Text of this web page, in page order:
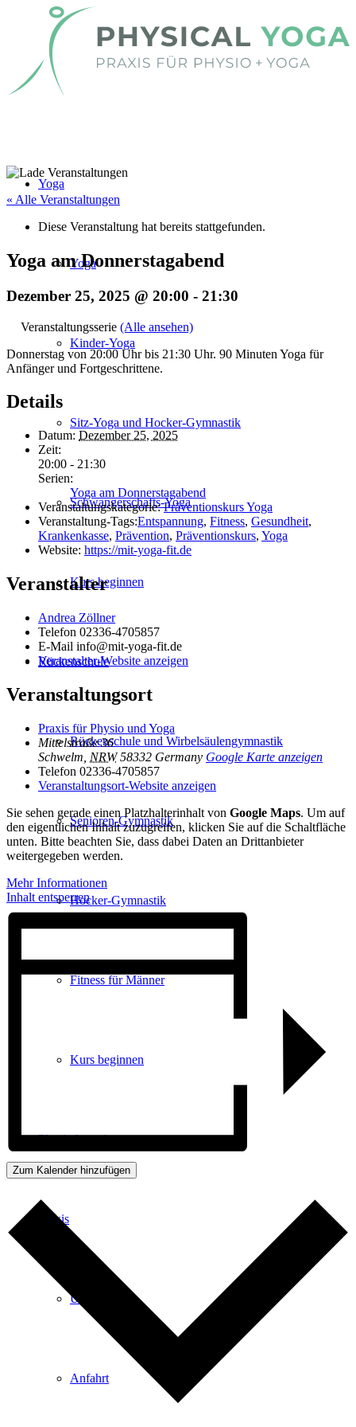
Yoga
Yoga
Kinder-Yoga
Sitz-Yoga und Hocker-Gymnastik
Schwanger­schafts-Yoga
Kurs beginnen
Rückenschule
Rückenschule und Wirbelsäulen­gymnastik
Senioren-Gymnastik
Hocker-Gymnastik
Fitness für Männer
Kurs beginnen
Physiotherapie
Praxis
Über Uns
Anfahrt
« Alle Veranstaltungen
Diese Veranstaltung hat bereits stattgefunden.
Yoga am Donnerstagabend
Dezember 25, 2025 @ 20:00 - 21:30
Veranstaltungsserie (Alle ansehen)
Donnerstag von 20:00 Uhr bis 21:30 Uhr. 90 Minuten Yoga für
Anfänger und Fortgeschrittene.
Details
Datum: Dezember 25, 2025
Zeit:
20:00 - 21:30
Serien:
Yoga am Donnerstagabend
Veranstaltungskategorie: Präventionskurs Yoga
Veranstaltung-Tags:Entspannung, Fitness, Gesundheit,
Krankenkasse, Prävention, Präventionskurs, Yoga
Website: https://mit-yoga-fit.de
Veranstalter
Andrea Zöllner
Telefon 02336-4705857
E-Mail info@mit-yoga-fit.de
Veranstalter-Website anzeigen
Veranstaltungsort
Praxis für Physio und Yoga
Mittelstraße 36
Schwelm NRW 58332 Germany Google Karte anzeigen
Telefon 02336-4705857
Veranstaltungsort-Website anzeigen
Sie sehen gerade einen Platzhalterinhalt von Google Maps. Um auf
den eigentlichen Inhalt zuzugreifen, klicken Sie auf die Schaltfläche
unten. Bitte beachten Sie, dass dabei Daten an Drittanbieter
weitergegeben werden.
Mehr Informationen
Inhalt entsperren
Zum Kalender hinzufügen